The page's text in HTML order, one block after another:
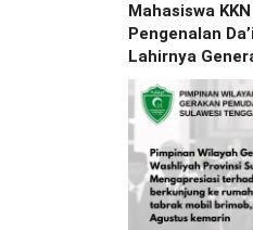
Mahasiswa
Pengenalan
Lahirnya